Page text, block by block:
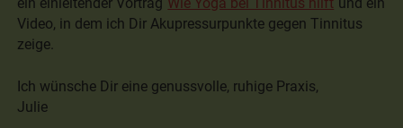
Video, in dem ich Dir Akupressurpunkte gegen Tinnitus
zeige.
Ich wünsche Dir eine genussvolle, ruhige Praxis,
Julie